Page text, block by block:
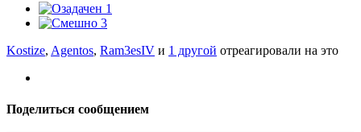
1
3
Kostize, Agentos, Ram3esIV и 1 другой отреагировали на это
Поделиться сообщением